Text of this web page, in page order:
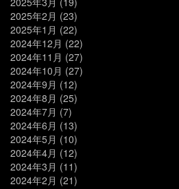
2025年2月 (23)
2025年1月 (22)
2024年12月 (22)
2024年11月 (27)
2024年10月 (27)
2024年9月 (12)
2024年8月 (25)
2024年7月 (7)
2024年6月 (13)
2024年5月 (10)
2024年4月 (12)
2024年3月 (11)
2024年2月 (21)